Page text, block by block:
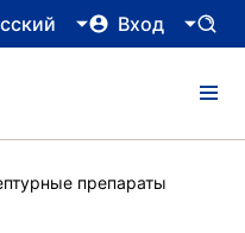
Вход
препараты